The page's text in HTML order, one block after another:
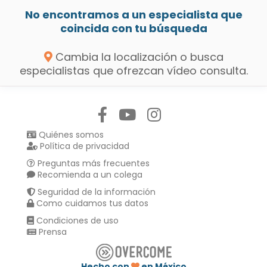
No encontramos a un especialista que
coincida con tu búsqueda
Cambia la localización o busca
especialistas que ofrezcan vídeo consulta.
Quiénes somos
Política de privacidad
Preguntas más frecuentes
Recomienda a un colega
Seguridad de la información
Como cuidamos tus datos
Condiciones de uso
Prensa